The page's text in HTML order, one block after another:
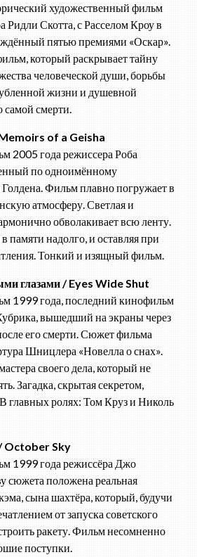
художественный фильм
Ридли Скотта, с Расселом Кроу в
пятью премиями «Оскар».
который раскрывает тайну
человеческой души, борьбы
жизни и душевной
самой смерти.
of a Geisha
2005 года режиссера Роба
по одноимённому
Голдена. Фильм плавно погружает в
атмосферу. Светлая и
обволакивает всю ленту.
памяти надолго, и оставляя при
Тонкий и изящный фильм.
глазами / Eyes Wide Shut
1999 года, последний кинофильм
вышедший на экраны через
его смерти. Сюжет фильма
Шницлера «Новелла о снах».
своего дела, который не
Загадка, скрытая секретом,
главных ролях: Том Круз и Николь
/ October Sky
1999 года режиссёра Джо
сюжета положена реальная
сына шахтёра, который, будучи
от запуска советского
ракету. Фильм несомненно
поступки.